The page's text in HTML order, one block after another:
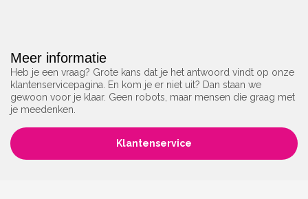
Meer informatie
Heb je een vraag? Grote kans dat je het antwoord vindt op onze
klantenservicepagina. En kom je er niet uit? Dan staan we
gewoon voor je klaar. Geen robots, maar mensen die graag met
je meedenken.
Klantenservice